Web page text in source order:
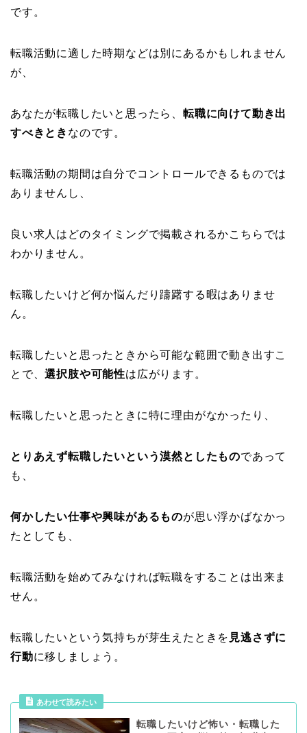
です。
転職活動に適した時期などは別にあるかもしれません
が、
あなたが転職したいと思ったら、 転職に向けて動き出
すべきとき なのです。
転職活動の期間は自分でコントロールできるものでは
ありませんし、
良い求人はどのタイミングで掲載されるかこちらでは
わかりません。
転職したいけど何か悩んだり躊躇する暇はありませ
ん。
転職したいと思ったときから可能な範囲で動き出すこ
とで、選択肢や可能性は広がります。
転職したいと思ったときに特に理由がなかったり、
とりあえず転職したいという漠然としたものであって
も、
何かしたい仕事や興味があるものが思い浮かばなかっ
たとしても、
転職活動を始めてみなければ転職をすることは出来ま
せん。
転職したいという気持ちが芽生えたときを 見逃さずに
行動に移しましょう。
あわせて読みたい
転職したいけど怖い・転職した